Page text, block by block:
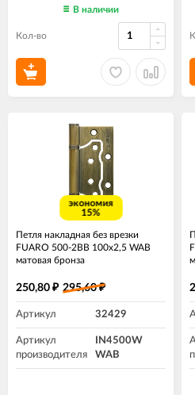
В наличии
Кол-во
экономия
15%
Петля накладная без врезки
FUARO 500-2BB 100x2,5 WAB
матовая бронза
250,80 ₽ 295,60₽
Артикул 32429
Артикул
производителя
IN4500W
WAB